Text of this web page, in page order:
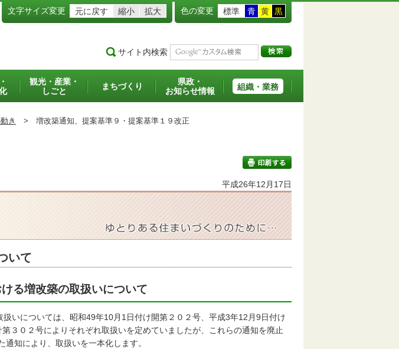
文字サイズ変更 元に戻す 縮小 拡大 色の変更 標準 青 黄 黒
サイト内検索
観光・産業・
しごと
まちづくり
県政・
お知らせ情報
組織・業務
き > 増改築通知、提案基準９・提案基準１９改正
平成26年12月17日
いて
る増改築の取扱いについて
いについては、昭和49年10月1日付け開第２０２号、平成3年12月9日付け
３０２号によりそれぞれ取扱いを定めていましたが、これらの通知を廃止
知により、取扱いを一本化します。